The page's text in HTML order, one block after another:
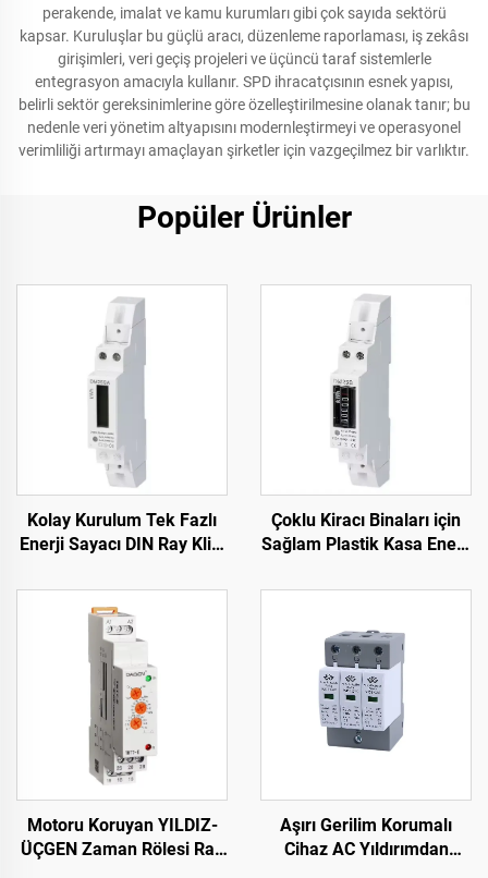
perakende, imalat ve kamu kurumları gibi çok sayıda sektörü
kapsar. Kuruluşlar bu güçlü aracı, düzenleme raporlaması, iş zekâsı
girişimleri, veri geçiş projeleri ve üçüncü taraf sistemlerle
entegrasyon amacıyla kullanır. SPD ihracatçısının esnek yapısı,
belirli sektör gereksinimlerine göre özelleştirilmesine olanak tanır; bu
nedenle veri yönetim altyapısını modernleştirmeyi ve operasyonel
verimliliği artırmayı amaçlayan şirketler için vazgeçilmez bir varlıktır.
Popüler Ürünler
Kolay Kurulum Tek Fazlı
Enerji Sayacı DIN Ray Klibi
Çoklu Kiracı Binaları için
Sağlam Plastik Kasa Enerji
Motoru Koruyan YILDIZ-
ÜÇGEN Zaman Rölesi Ray
Aşırı Gerilim Korumalı
Cihaz AC Yıldırımdan